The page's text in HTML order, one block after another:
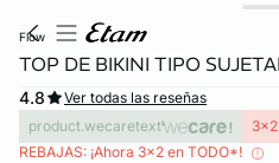
flow
TOP DE BIKINI TIPO
4.8
Ver todas las reseñas
product.wecaretext
3x2
REBAJAS: ¡Ahora 3x2 en TODO*!